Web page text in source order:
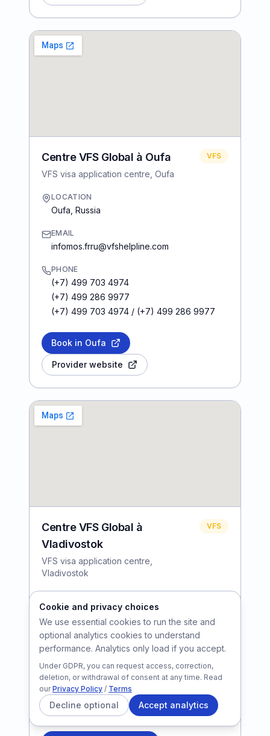
Cookie and privacy choices
We use essential cookies to run the site and
optional analytics cookies to understand
performance. Analytics only load if you accept.
Under GDPR, you can request access, correction,
deletion, or withdrawal of consent at any time. Read
our Privacy Policy / Terms
Decline optional Accept analytics
Centre VFS Global à Oufa
VFS visa application centre, Oufa
VFS
LOCATION
Oufa Russia
EMAIL
infomos.frru@vfshelpline.com
PHONE
(+7) 499 703 4974
(+7) 499 286 9977
(+7) 499 703 4974 / (+7) 499 286 9977
Book in Oufa
Provider website
Centre VFS Global à
Vladivostok
VFS visa application centre,
Vladivostok
VFS
Vladivostok,Russia
EMAIL
infomos.frru@vfshelpline.com
PHONE
(+7) 499 703 4974
(+7) 499 286 9977
(+7) 499 703 4974 / (+7) 499 286 9977